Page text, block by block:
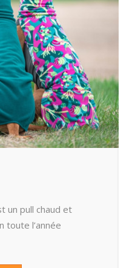
un pull chaud et
toute l’année